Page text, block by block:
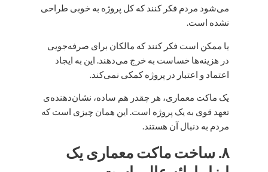
می‌شود مردم فکر کنند که کل پروژه به خوبی طراحی
نشده است.
یا ممکن است فکر کنند که مالکان برای صرفه‌جویی
در هزینه‌ها خساست به خرج می‌دهند. این به ایجاد
اعتماد و اعتبار در پروژه کمکی نمی‌کند.
یک ماکت معماری، هر چقدر هم ساده، نشان‌دهنده‌ی
تعهد قوی به یک پروژه است. این همان چیزی است که
مردم به دنبال آن هستند.
۸. ساخت ماکت معماری یک